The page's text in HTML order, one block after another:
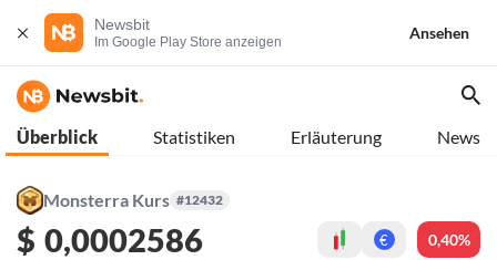
Newsbit
Im Google Play Store anzeigen
Ansehen
Überblick Statistiken Erläuterung News
Monsterra Kurs #12432
$ 0,0002586 € 0,40%